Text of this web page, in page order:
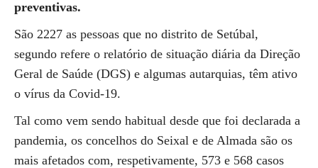
preventivas.
São 2227 as pessoas que no distrito de Setúbal,
segundo refere o relatório de situação diária da Direção
Geral de Saúde (DGS) e algumas autarquias, têm ativo
o vírus da Covid-19.
Tal como vem sendo habitual desde que foi declarada a
pandemia, os concelhos do Seixal e de Almada são os
mais afetados com, respetivamente, 573 e 568 casos